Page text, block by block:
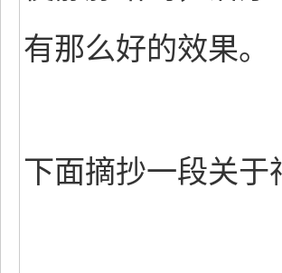
有那么好的效果。
下面摘抄一段关